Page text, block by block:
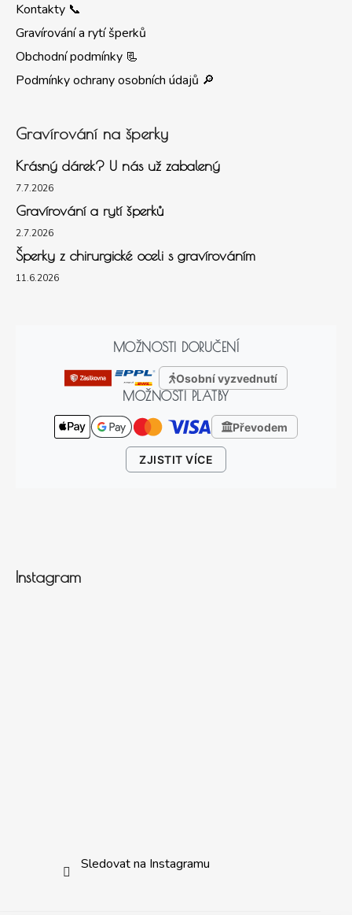
Kontakty 📞
Gravírování a rytí šperků
Obchodní podmínky 📃
Podmínky ochrany osobních údajů 🔎
Gravírování na šperky
Krásný dárek? U nás už zabalený
7.7.2026
Gravírování a rytí šperků
2.7.2026
Šperky z chirurgické oceli s gravírováním
11.6.2026
MOŽNOSTI DORUČENÍ
Osobní vyzvednutí
MOŽNOSTI PLATBY
Převodem
ZJISTIT VÍCE
Instagram
Sledovat na Instagramu